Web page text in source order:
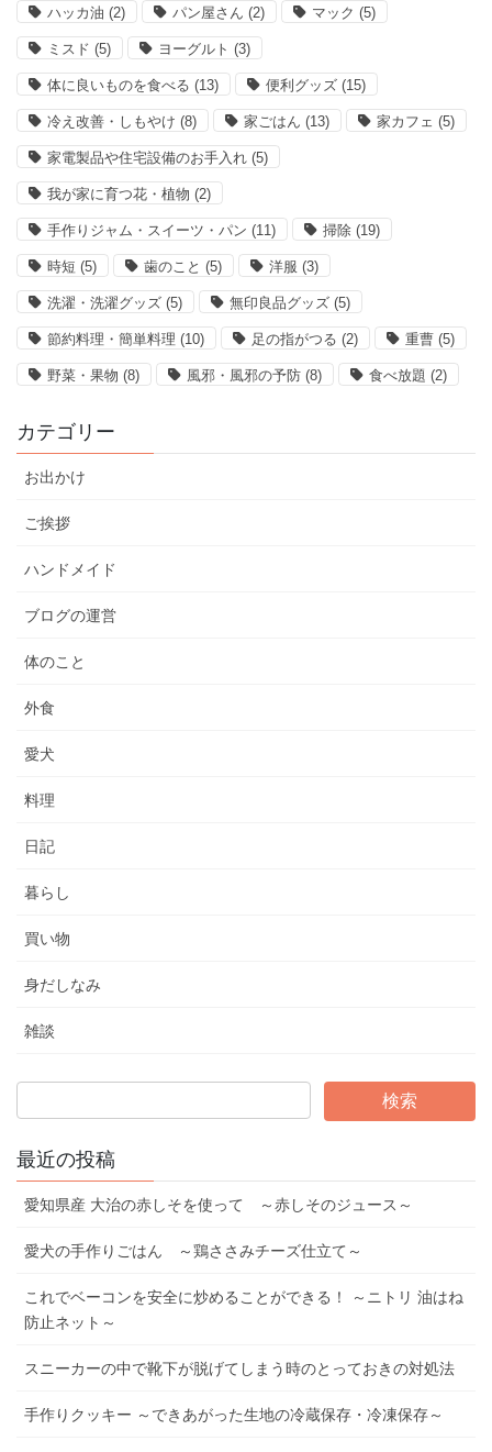
ハッカ油 (2) パン屋さん (2) マック (5)
ミスド (5) ヨーグルト (3)
体に良いものを食べる (13) 便利グッズ (15)
冷え改善・しもやけ (8) 家ごはん (13) 家カフェ (5)
家電製品や住宅設備のお手入れ (5)
我が家に育つ花・植物 (2)
手作りジャム・スイーツ・パン (11) 掃除 (19)
時短 (5) 歯のこと (5) 洋服 (3)
洗濯・洗濯グッズ (5) 無印良品グッズ (5)
節約料理・簡単料理 (10) 足の指がつる (2) 重曹 (5)
野菜・果物 (8) 風邪・風邪の予防 (8) 食べ放題 (2)
カテゴリー
お出かけ
ご挨拶
ハンドメイド
ブログの運営
体のこと
外食
愛犬
料理
日記
暮らし
買い物
身だしなみ
雑談
最近の投稿
愛知県産 大治の赤しそを使って ～赤しそのジュース～
愛犬の手作りごはん ～鶏ささみチーズ仕立て～
これでベーコンを安全に炒めることができる！ ～ニトリ 油はね
防止ネット～
スニーカーの中で靴下が脱げてしまう時のとっておきの対処法
手作りクッキー ～できあがった生地の冷蔵保存・冷凍保存～